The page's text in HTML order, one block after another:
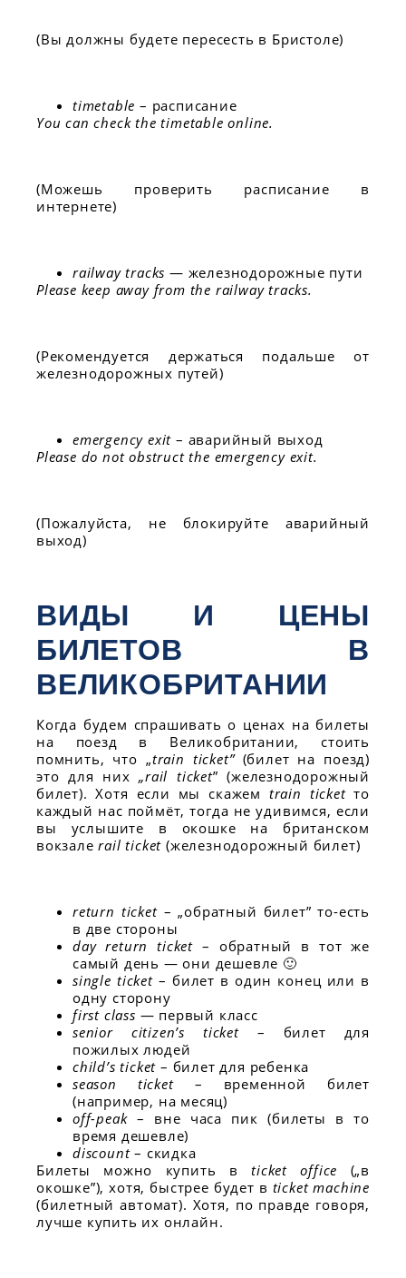
(Вы должны будете пересесть в Бристоле)
timetable – расписание
You can check the timetable online.
(Можешь проверить расписание в
интернете)
railway tracks — железнодорожные пути
Please keep away from the railway tracks.
(Рекомендуется держаться подальше от
железнодорожных путей)
emergency exit – аварийный выход
Please do not obstruct the emergency exit.
(Пожалуйста, не блокируйте аварийный
выход)
ВИДЫ И ЦЕНЫ
БИЛЕТОВ В
ВЕЛИКОБРИТАНИИ
Когда будем спрашивать о ценах на билеты
на поезд в Великобритании, стоить
помнить, что „train ticket”(билет на поезд)
это для них„rail ticket” (железнодорожный
билет). Хотя если мы скажем train ticketто
каждый нас поймёт, тогда не удивимся, если
вы услышите в окошке на британском
вокзалеrail ticket(железнодорожный билет)
return ticket – „обратный билет” то-есть
в две стороны
day return ticket – обратный в тот же
самый день — они дешевле 🙂
single ticket – билет в один конец или в
одну сторону
first class — первый класс
senior citizen’s ticket– билет для
пожилых людей
child’s ticket – билет для ребенка
season ticket – временной билет
(например, на месяц)
off-peak– вне часа пик (билеты в то
время дешевле)
discount– скидка
Билеты можно купить вticket office („в
окошке”), хотя, быстрее будет в ticket machine
(билетный автомат). Хотя, по правде говоря,
лучше купить их онлайн.